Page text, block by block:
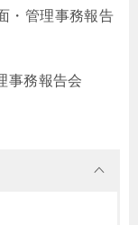
・管理事務報告
事務報告会